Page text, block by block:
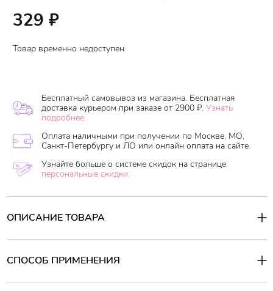
329 ₽
Товар временно недоступен
Бесплатный самовывоз из магазина. Бесплатная
доставка курьером при заказе от 2900 ₽. Узнать
подробнее.
Оплата наличными при получении по Москве, МО,
Санкт-Петербургу и ЛО или онлайн оплата на сайте.
Узнайте больше о системе скидок на странице
персональные скидки.
ОПИСАНИЕ ТОВАРА
Питательный крем для ног с экстрактом какао и грецкого ореха
питание и увлажнение сухой кожи стоп.
СПОСОБ ПРИМЕНЕНИЯ
Способ применения: